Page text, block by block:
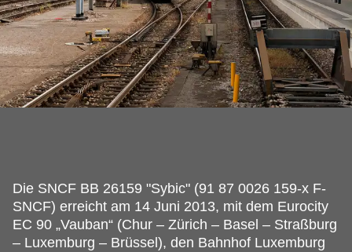
Die SNCF BB 26159 "Sybic" (91 87 0026 159-x F-
SNCF) erreicht am 14 Juni 2013, mit dem Eurocity
EC 90 „Vauban“ (Chur – Zürich – Basel – Straßburg
– Luxemburg – Brüssel), den Bahnhof Luxemburg